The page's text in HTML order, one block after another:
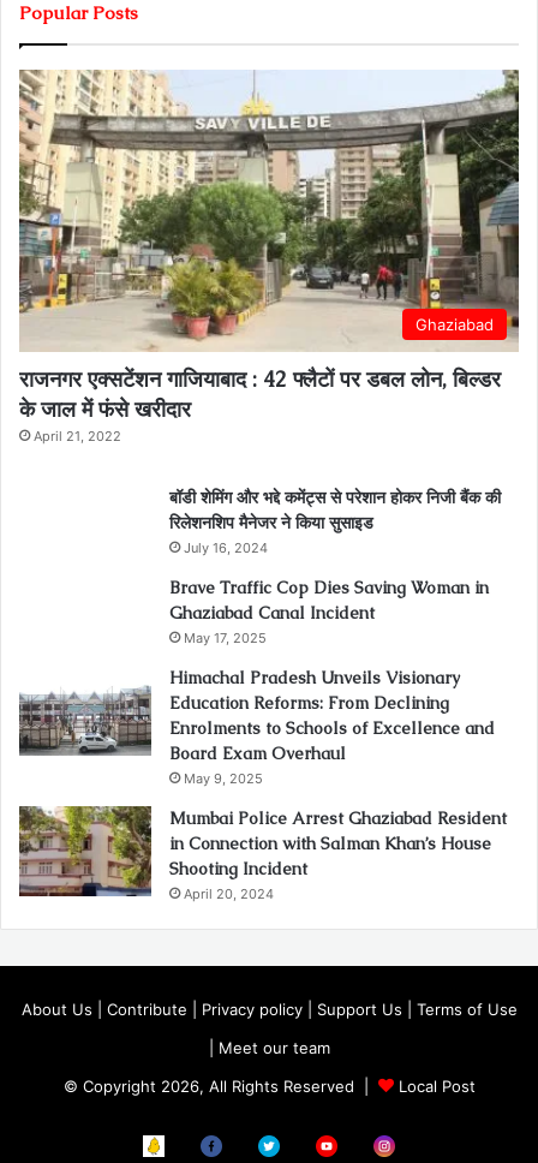
Popular Posts
Ghaziabad
राजनगर एक्सटेंशन गाजियाबाद : 42 फ्लैटों पर डबल लोन, बिल्डर
के जाल में फंसे खरीदार
April 21, 2022
बॉडी शेमिंग और भद्दे कमेंट्स से परेशान होकर निजी बैंक की
रिलेशनशिप मैनेजर ने किया सुसाइड
July 16, 2024
Brave Traffic Cop Dies Saving Woman in
Ghaziabad Canal Incident
May 17, 2025
Himachal Pradesh Unveils Visionary
Education Reforms: From Declining
Enrolments to Schools of Excellence and
Board Exam Overhaul
May 9, 2025
Mumbai Police Arrest Ghaziabad Resident
in Connection with Salman Khan’s House
Shooting Incident
April 20, 2024
About Us Contribute Privacy policy| Support Us
Terms of Use
Meet our team
© Copyright 2026, All Rights Reserved |
Local Post
Koo FB Twitter Youtube